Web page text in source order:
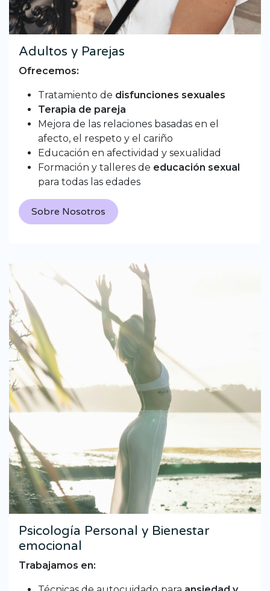
Adultos y Parejas
Ofrecemos:
Tratamiento de disfunciones sexuales
Terapia de pareja
Mejora de las relaciones basadas en el
afecto, el respeto y el cariño
Educación en afectividad y sexualidad
Formación y talleres de educación sexual
para todas las edades
Sobre Nosotros
Psicología Personal y Bienestar
emocional
Trabajamos en: